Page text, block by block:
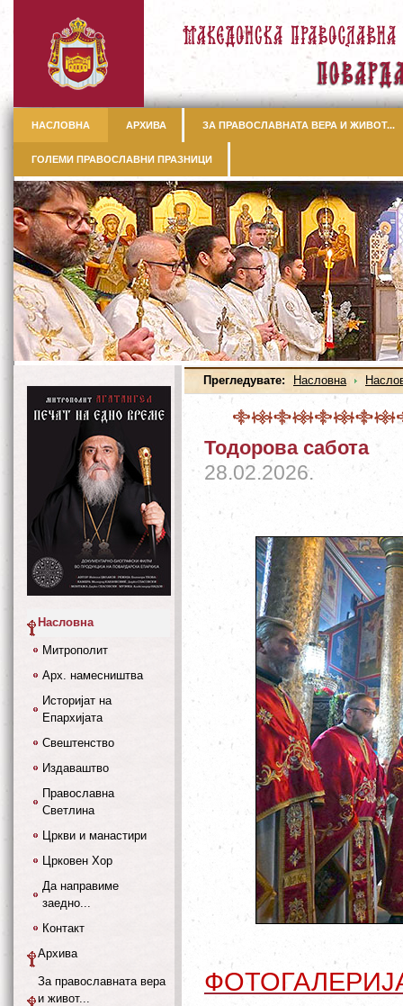
НАСЛОВНА АРХИВА ЗА ПРАВОСЛАВНАТА ВЕРА И ЖИВОТ...
ГОЛЕМИ ПРАВОСЛАВНИ ПРАЗНИЦИ
Прегледувате: Насловна
Тодорова сабота
28.02.2026.
Насловна
Митрополит
Арх. намесништва
Историјат на
Епархијата
Свештенство
Издаваштво
Православна
Светлина
Цркви и манастири
Црковен Хор
Да направиме
заедно...
Контакт
Архива
За православната вера
и живот...